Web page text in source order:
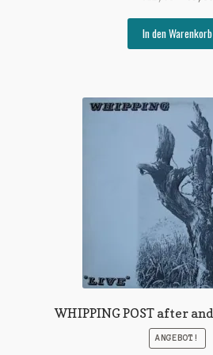
war:
€12,00
In den Warenkorb
WHIPPING POST after
ANGEBOT!